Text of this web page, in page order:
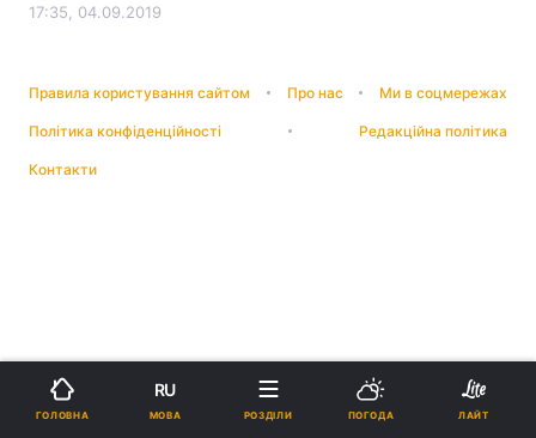
17:35, 04.09.2019
Правила користування сайтом Про нас Ми в соцмережах
Політика конфіденційності Редакційна політика
Контакти
ГОЛОВНА
RU
МОВА РОЗДІЛИ ПОГОДА ЛАЙТ